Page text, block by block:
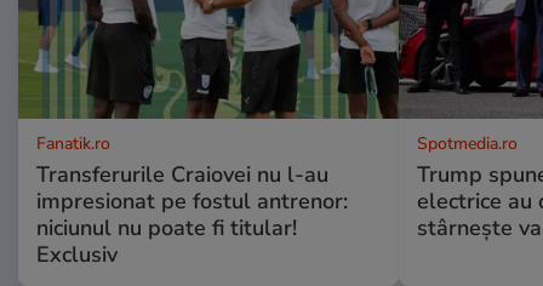
Fanatik.ro
Transferurile Craiovei nu l-au
impresionat pe fostul antrenor:
niciunul nu poate fi titular!
Exclusiv
Spotmedia.ro
Trump
electrice au
stârnește